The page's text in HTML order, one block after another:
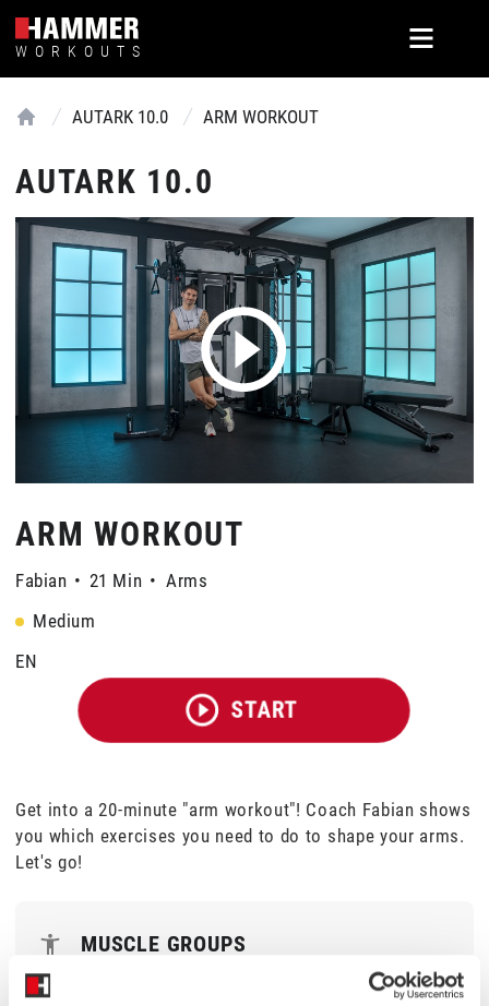
WORKOUTS
AUTARK 10.0 ARM WORKOUT
AUTARK 10.0
ARM WORKOUT
Fabian • 21 Min • Arms
Medium
EN
START
Get into a 20-minute "arm workout"! Coach Fabian shows
you which exercises you need to do to shape your arms.
Let's go!
MUSCLE GROUPS